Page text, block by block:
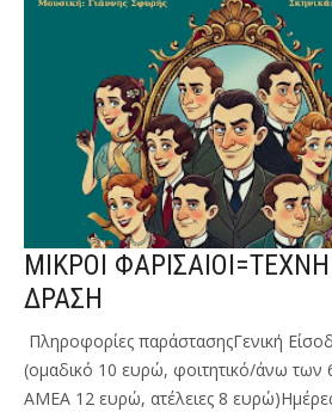
ΜΙΚΡΟΙ ΦΑΡΙΣΑΙΟΙ=ΤΕΧΝΗ
ΔΡΑΣΗ
Πληροφορίες παράστασηςΓενική
(ομαδικό 10 ευρώ, φοιτητικό/άνω των
ΑΜΕΑ 12 ευρώ, ατέλειες 8